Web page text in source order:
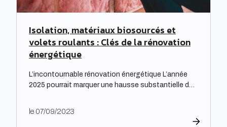
Isolation, matériaux biosourcés et
volets roulants : Clés de la rénovation
énergétique
L’incontournable rénovation énergétique L’année
2025 pourrait marquer une hausse substantielle des
deviennent alors essentiels pour les propriétaires
le 07/09/2023